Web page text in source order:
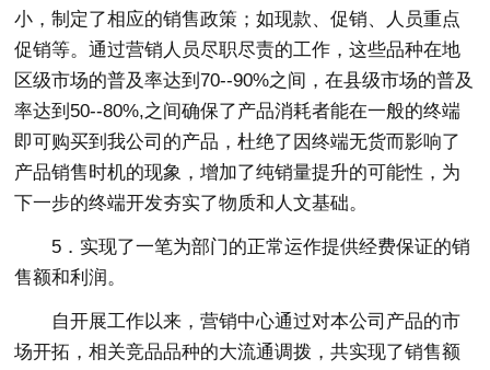
小，制定了相应的销售政策；如现款、促销、人员重点
促销等。通过营销人员尽职尽责的工作，这些品种在地
区级市场的普及率达到70--90%之间，在县级市场的普及
率达到50--80%,之间确保了产品消耗者能在一般的终端
即可购买到我公司的产品，杜绝了因终端无货而影响了
产品销售时机的现象，增加了纯销量提升的可能性，为
下一步的终端开发夯实了物质和人文基础。
5．实现了一笔为部门的正常运作提供经费保证的销
售额和利润。
自开展工作以来，营销中心通过对本公司产品的市
场开拓，相关竞品品种的大流通调拨，共实现了销售额